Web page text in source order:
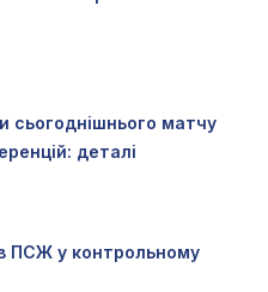
сьогоднішнього матчу
деталі
ПСЖ у контрольному